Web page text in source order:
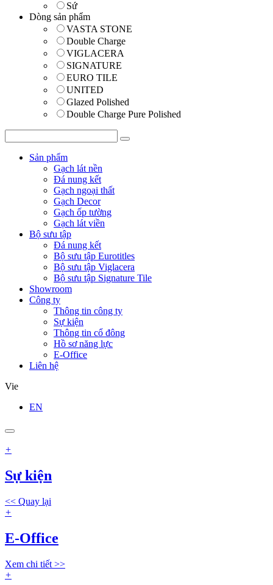
Sứ
Dòng sản phẩm
VASTA STONE
Double Charge
VIGLACERA
SIGNATURE
EURO TILE
UNITED
Glazed Polished
Double Charge Pure Polished
Sản phẩm
Gạch lát nền
Đá nung kết
Gạch ngoại thất
Gạch Decor
Gạch ốp tường
Gạch lát viền
Bộ sưu tập
Đá nung kết
Bộ sưu tập Eurotitles
Bộ sưu tập Viglacera
Bộ sưu tập Signature Tile
Showroom
Công ty
Thông tin công ty
Sự kiện
Thông tin cổ đông
Hồ sơ năng lực
E-Office
Liên hệ
Vie
EN
+
Sự kiện
<< Quay lại
+
E-Office
Xem chi tiết >>
+